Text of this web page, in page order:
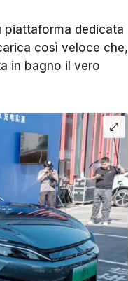
piattaforma dedicata
così veloce che,
in bagno il vero